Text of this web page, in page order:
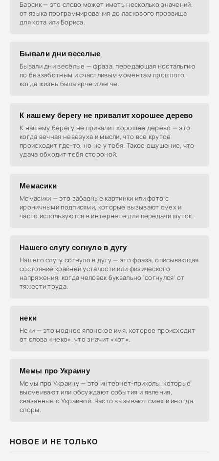
НОВОЕ И НЕ ТОЛЬКО
Барсик — это слово может иметь несколько значений,
от языка программирования до ласкового прозвища
для кота или Бориса.
Бывали дни веселые
Бывали дни весёлые — фраза, передающая ностальгию
по беззаботным и счастливым моментам прошлого,
когда жизнь была ярче и легче.
К нашему берегу не привалит хорошее дерево
К нашему берегу не привалит хорошее дерево — это
когда вечная невезуха и мысли, что все крутое
происходит где-то, но не у тебя. Такое ощущение, что
удача обходит тебя стороной.
Мемасики
Мемасики — это забавные картинки или фото с
ироничными подписями, которые вызывают смех и
часто используются в интернете для передачи шуток.
Нашего слугу согнуло в дугу
Нашего слугу согнуло в дугу — это фраза, описывающая
состояние крайней усталости или физического
напряжения, когда человек буквально 'согнулся' от
тяжести труда.
неки
Неки — это модное японское имя, которое происходит
от слова «неко», что значит «кот».
Мемы про Украину
Мемы про Украину — это интернет-приколы, которые
высмеивают или обсуждают события и явления,
связанные с Украиной. Часто вызывают смех и иногда
споры.